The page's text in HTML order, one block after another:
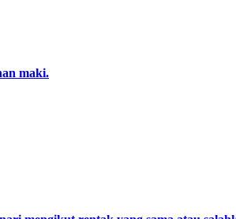
maki.